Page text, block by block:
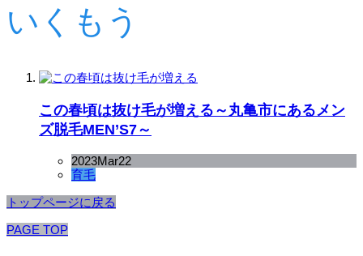
いくもう
この春頃は抜け毛が増える～丸亀市にあるメン
ズ脱毛MEN’S7～
2023Mar22
育毛
トップページに戻る
PAGE TOP